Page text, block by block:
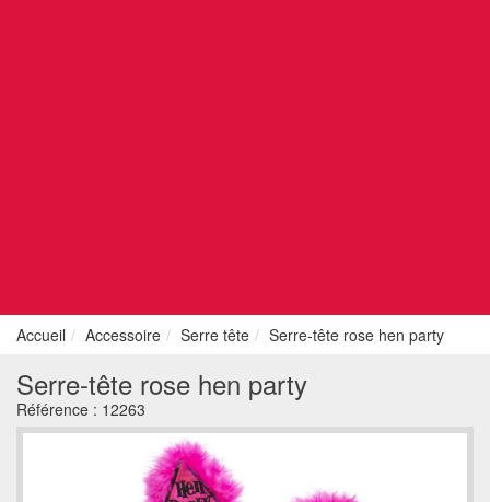
Accueil Accessoire Serre tête Serre-tête rose hen party
Serre-tête rose hen party
Référence : 12263